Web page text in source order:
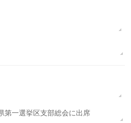
第一選挙区支部総会に出席